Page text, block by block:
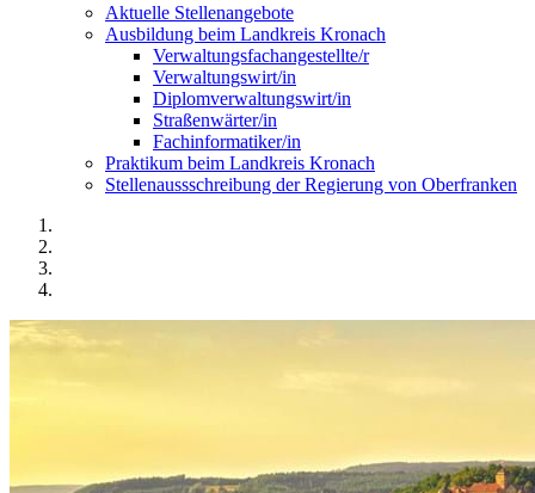
Aktuelle Stellenangebote
Ausbildung beim Landkreis Kronach
Verwaltungsfachangestellte/r
Verwaltungswirt/in
Diplomverwaltungswirt/in
Straßenwärter/in
Fachinformatiker/in
Praktikum beim Landkreis Kronach
Stellenaussschreibung der Regierung von Oberfranken